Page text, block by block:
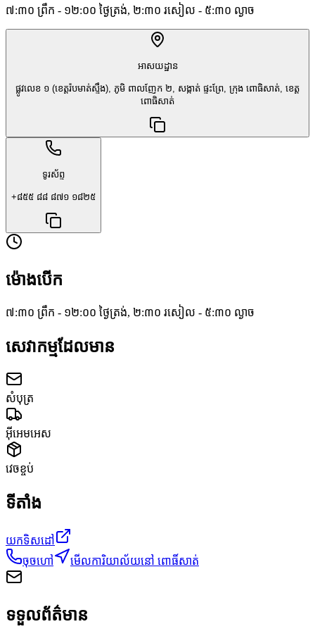
៧:៣០ ព្រឹក - ១២:០០ ថ្ងៃត្រង់, ២:៣០ រសៀល - ៥:៣០ ល្ងាច
អាសយដ្ឋាន
ផ្លូវលេខ ១ (ខេត្តរ៉បមាត់ស្ទឹង), ភូមិ ពាលញែក ២, សង្កាត់ ផ្ទះព្រែ, ក្រុង ពោធិសាត់, ខេត្ត
ពោធិសាត់
ទូរស័ព្ទ
+៨៥៥ ៨៨ ៨៧១ ១៨២៥
ម៉ោងបើក
៧:៣០ ព្រឹក - ១២:០០ ថ្ងៃត្រង់, ២:៣០ រសៀល - ៥:៣០ ល្ងាច
សេវាកម្មដែលមាន
សំបុត្រ
អ៊ីអេមអេស
វេចខ្ចប់
ទីតាំង
យកទិសដៅ
ចុចហៅ
មើលការិយាល័យនៅ ពោធិ៍សាត់
ទទួលព័ត៌មាន